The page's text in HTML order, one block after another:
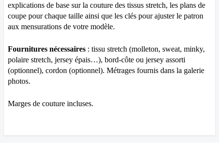
explications de base sur la couture des tissus stretch, les plans de
coupe pour chaque taille ainsi que les clés pour ajuster le patron
aux mensurations de votre modèle.
Fournitures nécessaires : tissu stretch (molleton, sweat, minky,
polaire stretch, jersey épais…), bord-côte ou jersey assorti
(optionnel), cordon (optionnel). Métrages fournis dans la galerie
photos.
Marges de couture incluses.